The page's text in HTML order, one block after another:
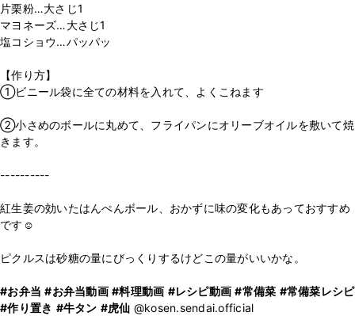
片栗粉…大さじ1
マヨネーズ…大さじ1
塩コショウ…パッパッ
【作り方】
①ビニール袋に全ての材料を入れて、よくこねます
②小さめのボールに丸めて、フライパンにオリーブオイルを敷いて焼
きます。
----------
紅生姜の効いたはんぺんボール、おかずに味の変化もあっておすすめ
です☺️
ピクルスは砂糖の量にびっくりするけどこの量がいいかな。
#お弁当 #お弁当動画 #料理動画 #レシピ動画 #常備菜 #常備菜レシピ
#作り置き #牛タン #虎仙